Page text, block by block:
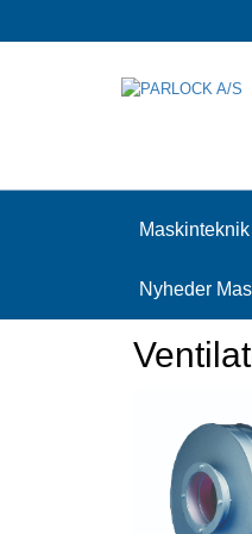
Maskinteknik
Nyheder